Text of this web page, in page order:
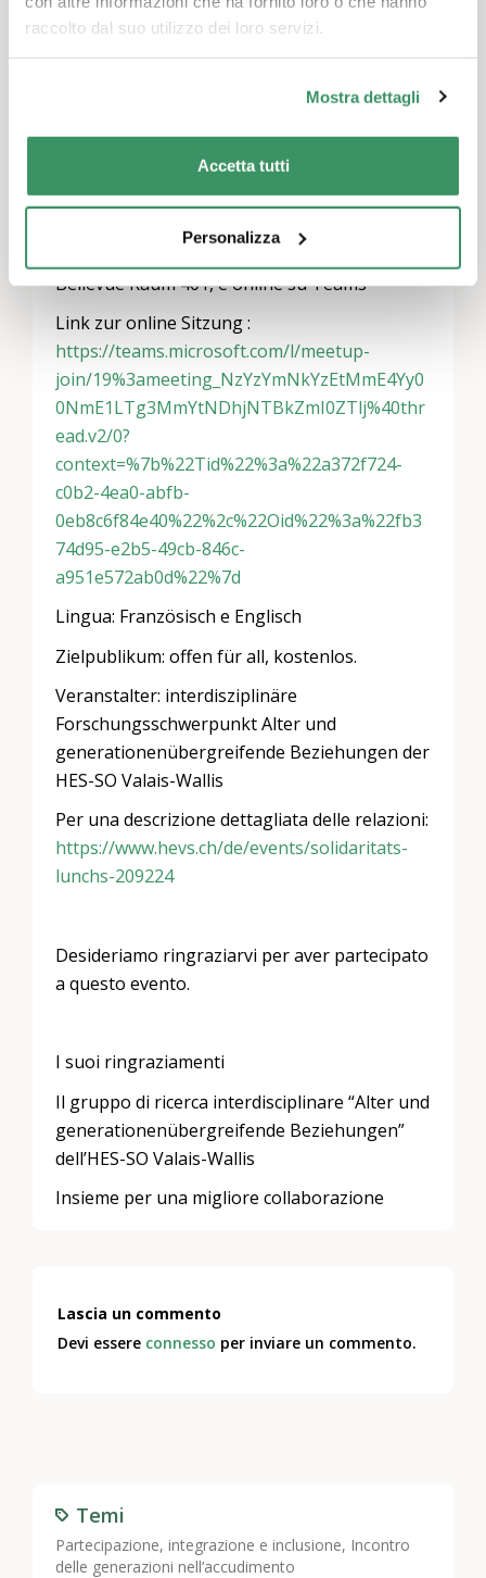
raccolto dal suo utilizzo dei loro servizi.
Mostra dettagli
Accetta tutti
Personalizza
Temi
Partecipazione, integrazione e inclusione, Incontro
delle generazioni nell’accudimento
Consumo di energia. Che cosa possono
Referenti: Jan Rosset (ITS) e Valentino Piana
(IEM)
Data: 27. Giugno 2024
Orario: 12.15-13.15 Uhr
Bellevue Raum 401, e online su Teams
Link zur online Sitzung :
https://teams.microsoft.com/l/meetup-
join/19%3ameeting_NzYzYmNkYzEtMmE4Yy0
0NmE1LTg3MmYtNDhjNTBkZmI0ZTlj%40thr
ead.v2/0?
context=%7b%22Tid%22%3a%22a372f724-
c0b2-4ea0-abfb-
0eb8c6f84e40%22%2c%22Oid%22%3a%22fb3
74d95-e2b5-49cb-846c-
a951e572ab0d%22%7d
Lingua: Französisch e Englisch
Zielpublikum: offen für all, kostenlos.
Veranstalter: interdisziplinäre
Forschungsschwerpunkt Alter und
generationenübergreifende Beziehungen der
HES-SO Valais-Wallis
Per una descrizione dettagliata delle relazioni:
https://www.hevs.ch/de/events/solidaritats-
lunchs-209224
Desideriamo ringraziarvi per aver partecipato
a questo evento.
I suoi ringraziamenti
Il gruppo di ricerca interdisciplinare “Alter und
generationenübergreifende Beziehungen”
dell’HES-SO Valais-Wallis
Insieme per una migliore collaborazione
Lascia un commento
Devi essere connesso per inviare un commento.